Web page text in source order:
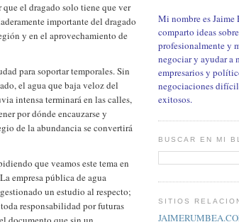
que el dragado solo tiene que ver
importante del dragado
y en el aprovechamiento de
para soportar temporales. Sin
el agua que baja veloz del
intensa terminará en las calles,
por dónde encauzarse y
de la abundancia se convertirá
que veamos este tema en
empresa pública de agua
un estudio al respecto;
responsabilidad por futuras
Mi nombre es Jaime
comparto ideas
profesionalmente y
negociar y ayudar a
empresarios y
negociaciones
exitosos.
BUSCAR EN MI
SITIOS